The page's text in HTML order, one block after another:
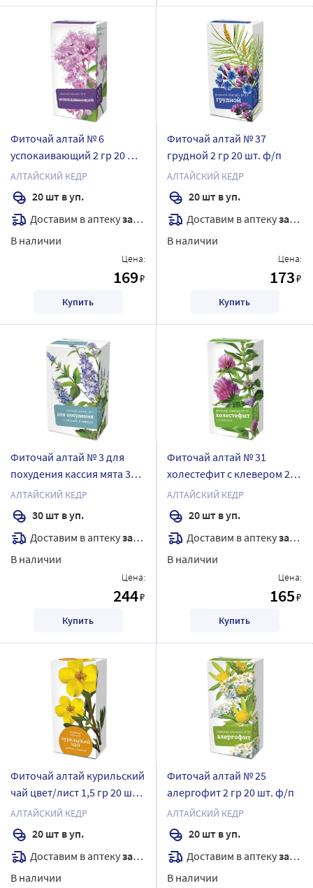
Фиточай алтай № 6
успокаивающий 2 гр 20 шт.
ф/п
АЛТАЙСКИЙ КЕДР
20 шт в уп.
Доставим в аптекузавтра
В наличии
Цена:
169₽
Купить
Фиточай алтай № 37
грудной 2 гр 20 шт. ф/п
АЛТАЙСКИЙ КЕДР
20 шт в уп.
Доставим в аптекузавтра
В наличии
Цена:
173₽
Купить
Фиточай алтай № 3 для
похудения кассия мята 30
шт. ф/п
АЛТАЙСКИЙ КЕДР
30 шт в уп.
Доставим в аптекузавтра
В наличии
Цена:
244₽
Купить
Фиточай алтай № 31
холестефит с клевером 2
гр 20 шт. ф/п
АЛТАЙСКИЙ КЕДР
20 шт в уп.
Доставим в аптекузавтра
В наличии
Цена:
165₽
Купить
Фиточай алтай курильский
чай цвет/лист 1,5 гр 20 шт.
ф/п
АЛТАЙСКИЙ КЕДР
20 шт в уп.
Доставим в аптекузавтра
В наличии
Фиточай алтай № 25
алергофит 2 гр 20 шт. ф/п
АЛТАЙСКИЙ КЕДР
20 шт в уп.
Доставим в аптекузавтра
В наличии